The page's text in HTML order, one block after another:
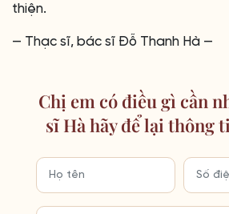
thiện.
— Thạc sĩ, bác sĩ Đỗ Thanh Hà —
Chị em có điều gì cần
sĩ Hà hãy để lại thông